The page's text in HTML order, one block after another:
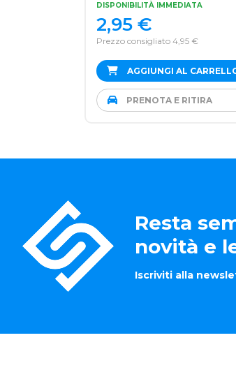
DISPONIBILITÀ IMMEDIATA
Prezzo consigliato 4,95 €
2,95 €
AGGIUNGI AL
PRENOTA E RITIRA
Resta
novità e
Iscriviti alla